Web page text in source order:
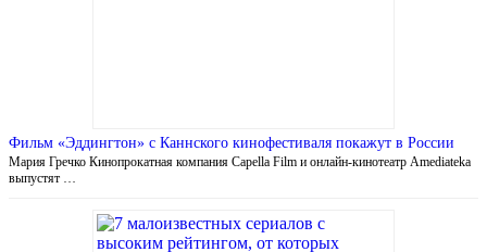
Фильм «Эддингтон» с Каннского кинофестиваля покажут в России
Мария Гречко Кинопрокатная компания Capella Film и онлайн-кинотеатр Amediateka
выпустят …